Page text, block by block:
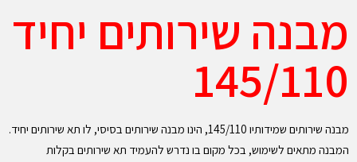
מבנה שירותים יחיד
145/110
מבנה שירותים שמידותיו 145/110, הינו מבנה שירותים בסיסי, לו תא שירותים יחיד.
המבנה מתאים לשימוש, בכל מקום בו נדרש להעמיד תא שירותים בקלות